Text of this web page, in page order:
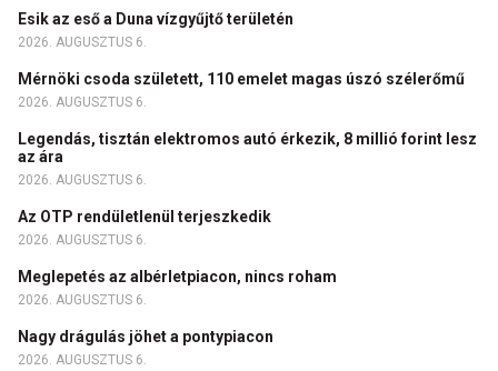
Esik az eső a Duna vízgyűjtő területén
2026. AUGUSZTUS 6.
Mérnöki csoda született, 110 emelet magas úszó szélerőmű
2026. AUGUSZTUS 6.
Legendás, tisztán elektromos autó érkezik, 8 millió forint lesz
az ára
2026. AUGUSZTUS 6.
Az OTP rendületlenül terjeszkedik
2026. AUGUSZTUS 6.
Meglepetés az albérletpiacon, nincs roham
2026. AUGUSZTUS 6.
Nagy drágulás jöhet a pontypiacon
2026. AUGUSZTUS 6.